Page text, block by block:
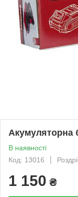
Акумуляторна
В наявності
Код: 13016
1 150 ₴